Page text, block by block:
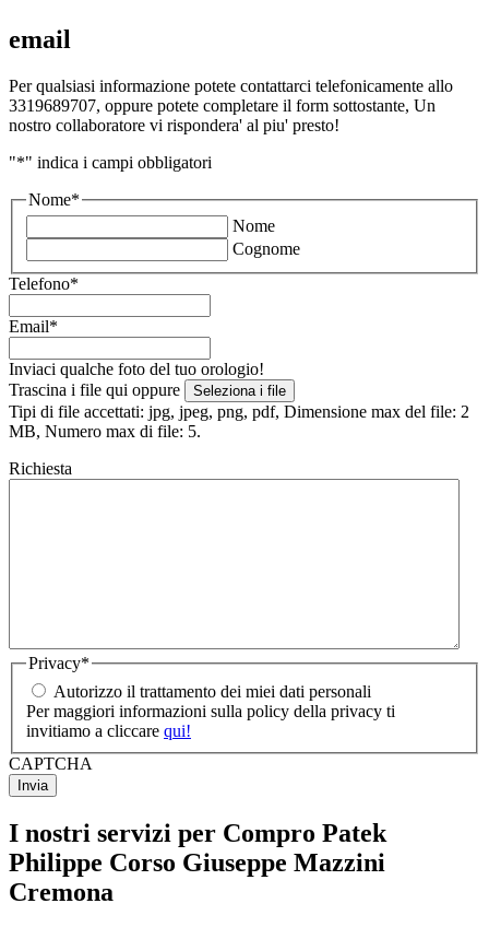
email
Per qualsiasi informazione potete contattarci telefonicamente allo
3319689707, oppure potete completare il form sottostante, Un
nostro collaboratore vi rispondera' al piu' presto!
"*" indica i campi obbligatori
Nome*
Nome
Cognome
Telefono*
Email*
Inviaci qualche foto del tuo orologio!
Trascina i file qui oppure
Seleziona i file
Tipi di file accettati: jpg, jpeg, png, pdf, Dimensione max del file: 2
MB, Numero max di file: 5.
Richiesta
Privacy*
Autorizzo il trattamento dei miei dati personali
Per maggiori informazioni sulla policy della privacy ti
invitiamo a cliccare qui!
CAPTCHA
I nostri servizi per Compro Patek
Philippe Corso Giuseppe Mazzini
Cremona